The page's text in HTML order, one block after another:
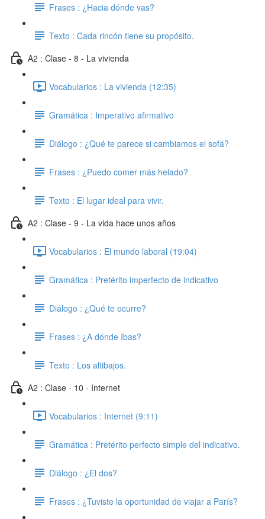
Frases : ¿Hacia dónde vas?
Texto : Cada rincón tiene su propósito.
A2 : Clase - 8 - La vivienda
Vocabularios : La vivienda (12:35)
Gramática : Imperativo afirmativo
Diálogo : ¿Qué te parece si cambiamos el sofá?
Frases : ¿Puedo comer más helado?
Texto : El lugar ideal para vivir.
A2 : Clase - 9 - La vida hace unos años
Vocabularios : El mundo laboral (19:04)
Gramática : Pretérito imperfecto de indicativo
Diálogo : ¿Qué te ocurre?
Frases : ¿A dónde Ibas?
Texto : Los altibajos.
A2 : Clase - 10 - Internet
Vocabularios : Internet (9:11)
Gramática : Pretérito perfecto simple del indicativo.
Diálogo : ¿El dos?
Frases : ¿Tuviste la oportunidad de viajar a París?